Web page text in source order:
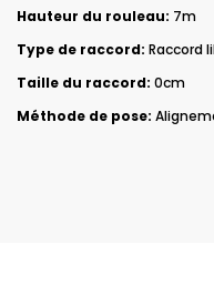
Hauteur du rouleau: 7m
Type de raccord: Raccord
Taille du raccord: 0cm
Méthode de pose: